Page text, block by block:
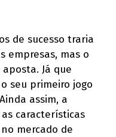
de sucesso traria
empresas, mas o
Já que
seu primeiro jogo
assim, a
características
mercado de